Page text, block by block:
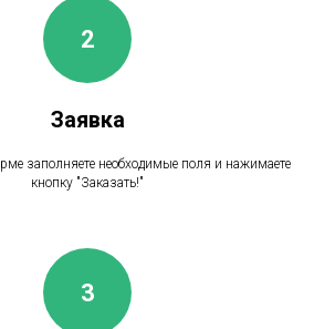
Заявка
заполняете необходимые поля и нажимаете
кнопку "Заказать!"